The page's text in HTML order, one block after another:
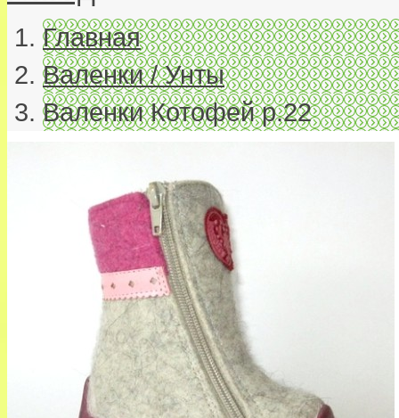
Главная
Валенки / Унты
Валенки Котофей р.22